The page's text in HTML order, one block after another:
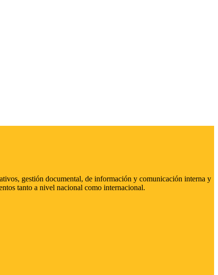
gestión documental, de información y comunicación interna y
tanto a nivel nacional como internacional.